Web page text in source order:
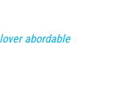
abordable